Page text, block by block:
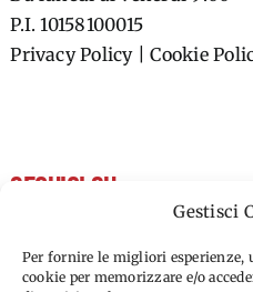
Gestisci
Per fornire le migliori
cookie per memorizzare e/o
P.I. 10158100015
Privacy Policy|Cookie
SEGUICI SU
FACEBOOK